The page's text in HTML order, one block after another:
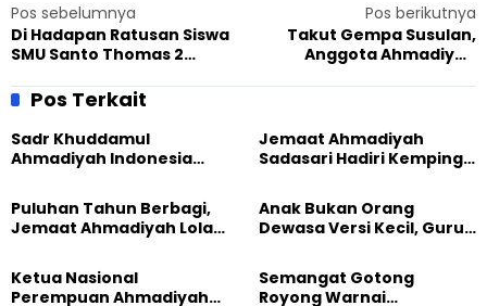
Pos sebelumnya
Di Hadapan Ratusan Siswa
SMU Santo Thomas 2
Sampaikan Pesan Islam
Damai
Pos berikutnya
Takut Gempa Susulan,
Anggota Ahmadiyah
Pos Terkait
Sadr Khuddamul
Ahmadiyah Indonesia
Pendidikan bersama
UNUSIA
Jemaat Ahmadiyah
Sadasari Hadiri Kemping
Puluhan Tahun Berbagi,
Jemaat Ahmadiyah Lolak
Sembako kepada Warga
Anak Bukan Orang
Dewasa Versi Kecil, Guru
Ketua Nasional
Perempuan Ahmadiyah
Semangat Gotong
Royong Warnai